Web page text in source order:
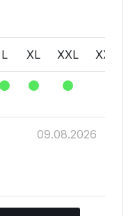
L XL XXL XXXL
09.08.2026